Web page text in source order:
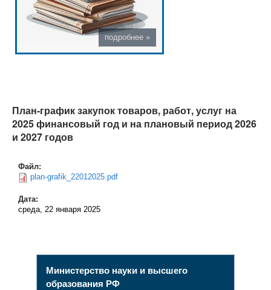
План-график закупок товаров, работ, услуг на
2025 финансовый год и на плановый период 2026
и 2027 годов
Файл:
plan-grafik_22012025.pdf
Дата:
среда, 22 января 2025
Министерство науки и высшего
образования РФ